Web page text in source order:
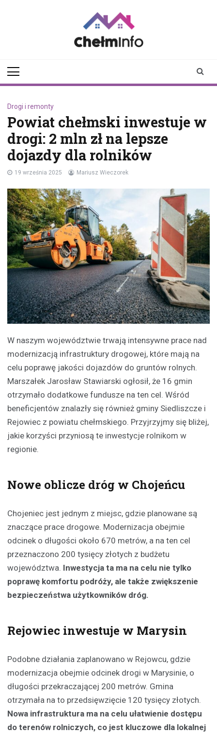
Drogi i remonty
Powiat chełmski inwestuje w
drogi: 2 mln zł na lepsze
dojazdy dla rolników
19 września 2025 Mariusz Wieczorek
W naszym województwie trwają intensywne prace nad
modernizacją infrastruktury drogowej, które mają na
celu poprawę jakości dojazdów do gruntów rolnych.
Marszałek Jarosław Stawiarski ogłosił, że 16 gmin
otrzymało dodatkowe fundusze na ten cel. Wśród
beneficjentów znalazły się również gminy Siedliszcze i
Rejowiec z powiatu chełmskiego. Przyjrzyjmy się bliżej,
jakie korzyści przyniosą te inwestycje rolnikom w
regionie.
Nowe oblicze dróg w Chojeńcu
Chojeniec jest jednym z miejsc, gdzie planowane są
znaczące prace drogowe. Modernizacja obejmie
odcinek o długości około 670 metrów, a na ten cel
przeznaczono 200 tysięcy złotych z budżetu
województwa. Inwestycja ta ma na celu nie tylko
poprawę komfortu podróży, ale także zwiększenie
bezpieczeństwa użytkowników dróg.
Rejowiec inwestuje w Marysin
Podobne działania zaplanowano w Rejowcu, gdzie
modernizacja obejmie odcinek drogi w Marysinie, o
długości przekraczającej 200 metrów. Gmina
otrzymała na to przedsięwzięcie 120 tysięcy złotych.
Nowa infrastruktura ma na celu ułatwienie dostępu
do terenów rolniczych, co jest kluczowe dla lokalnej